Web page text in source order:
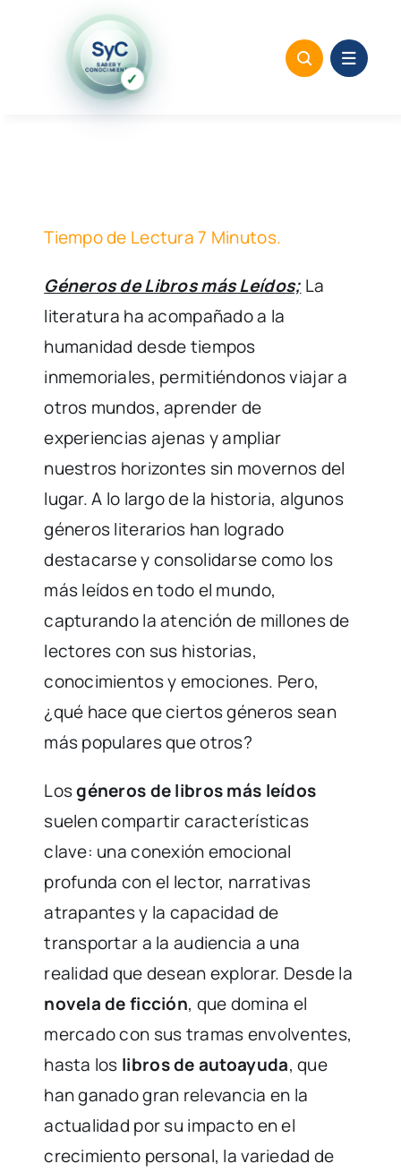
contenido
SyC
SABER Y
CONOCIMIENTO✓
Tiempo de Lectura 7 Minutos.
Géneros de Libros más Leídos; La
literatura ha acompañado a la
humanidad desde tiempos
inmemoriales, permitiéndonos viajar a
otros mundos, aprender de
experiencias ajenas y ampliar
nuestros horizontes sin movernos del
lugar. A lo largo de la historia, algunos
géneros literarios han logrado
destacarse y consolidarse como los
más leídos en todo el mundo,
capturando la atención de millones de
lectores con sus historias,
conocimientos y emociones. Pero,
¿qué hace que ciertos géneros sean
más populares que otros?
Losgéneros de libros más leídos
suelen compartir características
clave: una conexión emocional
profunda con el lector, narrativas
atrapantes y la capacidad de
transportar a la audiencia a una
realidad que desean explorar. Desde la
novela de ficción, que domina el
mercado con sus tramas envolventes,
hasta los libros de autoayuda, que
han ganado gran relevancia en la
actualidad por su impacto en el
crecimiento personal, la variedad de